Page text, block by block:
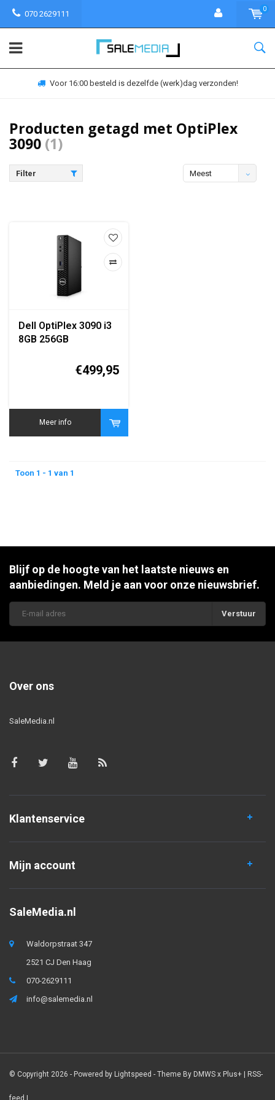
070 2629111
0
Voor 16:00 besteld is dezelfde (werk)dag verzonden!
Producten getagd met OptiPlex
3090 (1)
Filter
Meest
Dell OptiPlex 3090 i3
8GB 256GB
€499,95
Meer info
Toon 1 - 1 van 1
Blijf op de hoogte van het laatste nieuws en
aanbiedingen. Meld je aan voor onze nieuwsbrief.
Verstuur
Over ons
SaleMedia.nl
Klantenservice
Mijn account
SaleMedia.nl
Waldorpstraat 347
2521 CJ Den Haag
070-2629111
info@salemedia.nl
© Copyright 2026 - Powered by Lightspeed - Theme By DMWS x Plus+ | RSS-
feed |